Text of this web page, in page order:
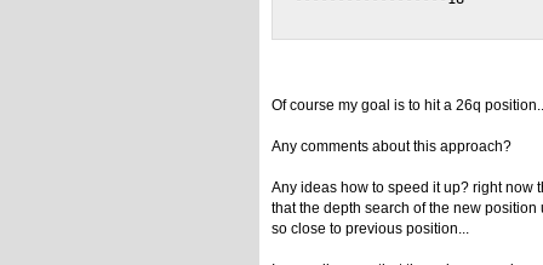
Of course my goal is to hit a 26q
Any comments about this approach?
Any ideas how to speed it up? right now
that the depth search of the new
so close to previous position...